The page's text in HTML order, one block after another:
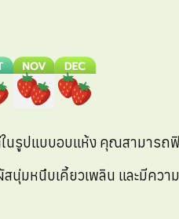
นรูปแบบอบแห้ง คุณสามารถ
มหนึบเคี้ยวเพลิน และมีควา